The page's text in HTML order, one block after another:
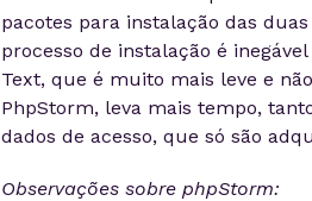
pacotes para instalação das
processo de instalação é
Text, que é muito mais leve e
PhpStorm, leva mais tempo,
dados de acesso, que só são
Observações sobre phpStorm: